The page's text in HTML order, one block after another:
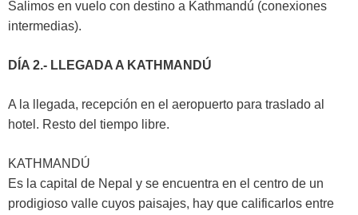
Salimos en vuelo con destino a Kathmandú (conexiones
intermedias).
DÍA 2.- LLEGADA A KATHMANDÚ
A la llegada, recepción en el aeropuerto para traslado al
hotel. Resto del tiempo libre.
KATHMANDÚ
Es la capital de Nepal y se encuentra en el centro de un
prodigioso valle cuyos paisajes, hay que calificarlos entre